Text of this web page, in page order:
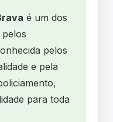
é um dos
pelos
e pela
para toda